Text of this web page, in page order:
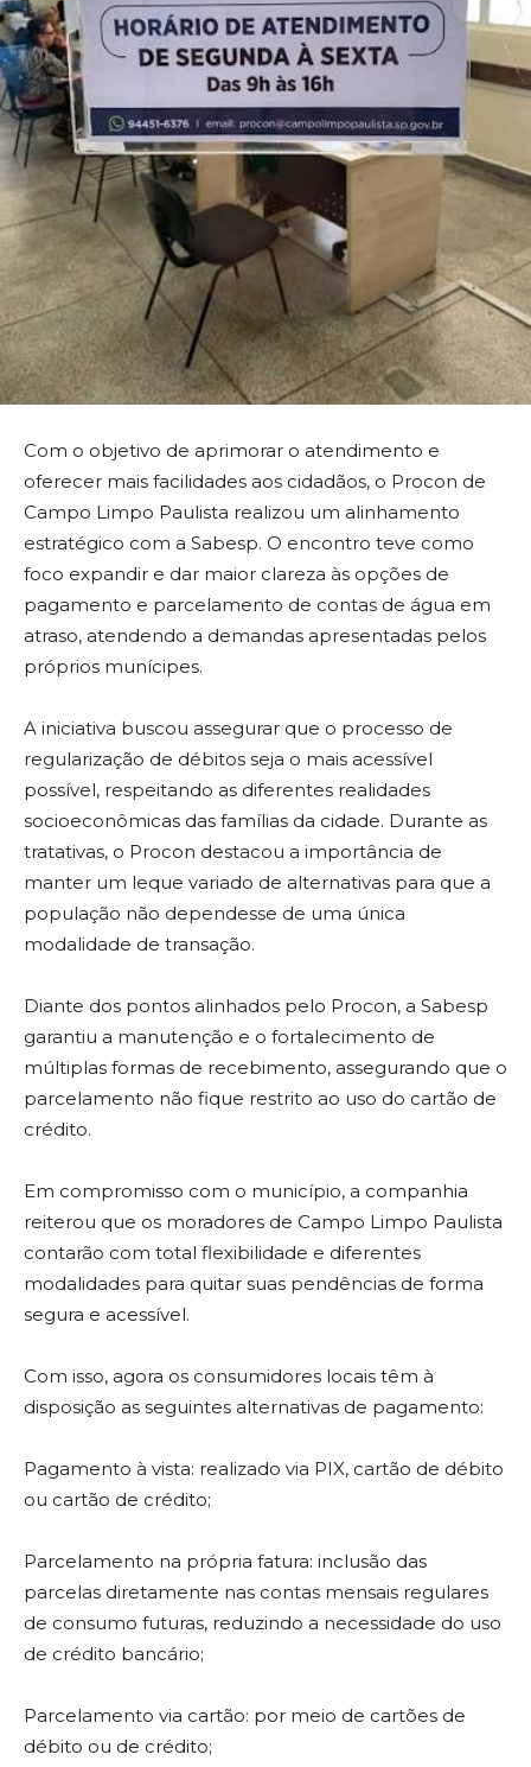
Com o objetivo de aprimorar o atendimento e
oferecer mais facilidades aos cidadãos, o Procon de
Campo Limpo Paulista realizou um alinhamento
estratégico com a Sabesp. O encontro teve como
foco expandir e dar maior clareza às opções de
pagamento e parcelamento de contas de água em
atraso, atendendo a demandas apresentadas pelos
próprios munícipes.
A iniciativa buscou assegurar que o processo de
regularização de débitos seja o mais acessível
possível, respeitando as diferentes realidades
socioeconômicas das famílias da cidade. Durante as
tratativas, o Procon destacou a importância de
manter um leque variado de alternativas para que a
população não dependesse de uma única
modalidade de transação.
Diante dos pontos alinhados pelo Procon, a Sabesp
garantiu a manutenção e o fortalecimento de
múltiplas formas de recebimento, assegurando que o
parcelamento não fique restrito ao uso do cartão de
crédito.
Em compromisso com o município, a companhia
reiterou que os moradores de Campo Limpo Paulista
contarão com total flexibilidade e diferentes
modalidades para quitar suas pendências de forma
segura e acessível.
Com isso, agora os consumidores locais têm à
disposição as seguintes alternativas de pagamento:
Pagamento à vista: realizado via PIX, cartão de débito
ou cartão de crédito;
Parcelamento na própria fatura: inclusão das
parcelas diretamente nas contas mensais regulares
de consumo futuras, reduzindo a necessidade do uso
de crédito bancário;
Parcelamento via cartão: por meio de cartões de
débito ou de crédito;